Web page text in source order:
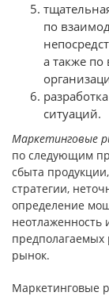
по
а также
ситуаций.
Маркетинговые
по следующим
сбыта
стратегии,
определение
неотлаженность
предполагаемых
рынок.
Маркетинговые